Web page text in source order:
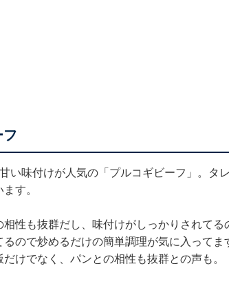
フ
い味付けが人気の「プルコギビーフ」。タ
す。
性も抜群だし、味付けがしっかりされて
ので炒めるだけの簡単調理が気に入って
けでなく、パンとの相性も抜群との声も。